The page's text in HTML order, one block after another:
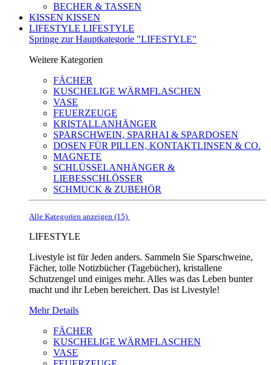
BECHER & TASSEN
KISSEN KISSEN
LIFESTYLE LIFESTYLE
Springe zur Hauptkategorie "LIFESTYLE"
Weitere Kategorien
FÄCHER
KUSCHELIGE WÄRMFLASCHEN
VASE
FEUERZEUGE
KRISTALLANHÄNGER
SPARSCHWEIN, SPARHAI & SPARDOSEN
DOSEN FÜR PILLEN, KONTAKTLINSEN & CO.
MAGNETE
SCHLÜSSELANHÄNGER &
LIEBESSCHLÖSSER
SCHMUCK & ZUBEHÖR
Alle Kategorien anzeigen (15)
LIFESTYLE
Livestyle ist für Jeden anders. Sammeln Sie Sparschweine,
Fächer, tolle Notizbücher (Tagebücher), kristallene
Schutzengel und einiges mehr. Alles was das Leben bunter
macht und ihr Leben bereichert. Das ist Livestyle!
Mehr Details
FÄCHER
KUSCHELIGE WÄRMFLASCHEN
VASE